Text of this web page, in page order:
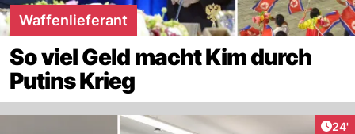
Waffenlieferant
So viel Geld macht Kim durch
Putins Krieg
24'